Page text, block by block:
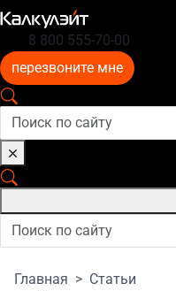
8 800 555-70-00
перезвоните мне
Главная
Статьи